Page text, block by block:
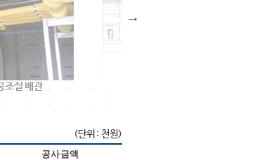
조실 배관
(단위 : 천원)
공 사 금 액